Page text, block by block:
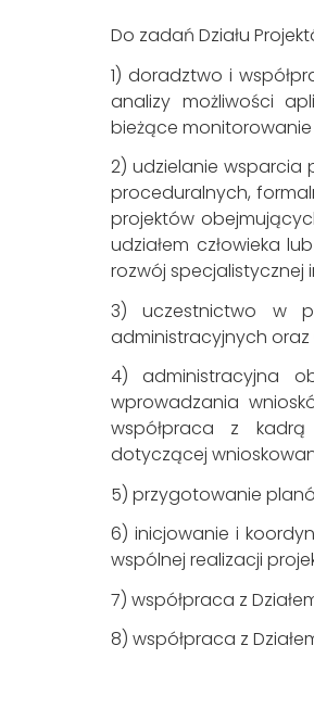
Do zadań Działu
1) doradztwo i
analizy możliwości
bieżące
2) udzielanie
proceduralnych,
projektów
udziałem człowieka
rozwój specjalistycznej
3) uczestnictwo w
administracyjnych
4) administracyjna
wprowadzania
współpraca z
dotyczącej
5) przygotowanie
6) inicjowanie i
wspólnej realizacji
7) współpraca z
8) współpraca z